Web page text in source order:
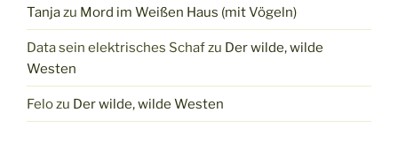
Tanjazu Mord im Weißen Haus (mit Vögeln)
Data sein elektrisches Schafzu Der wilde, wilde
Westen
Felozu Der wilde, wilde Westen